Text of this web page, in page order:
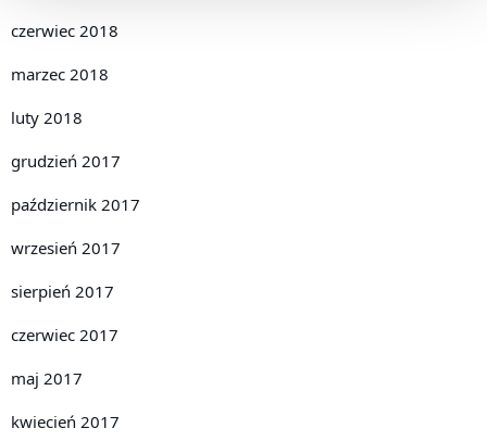
czerwiec 2018
marzec 2018
luty 2018
grudzień 2017
październik 2017
wrzesień 2017
sierpień 2017
czerwiec 2017
maj 2017
kwiecień 2017